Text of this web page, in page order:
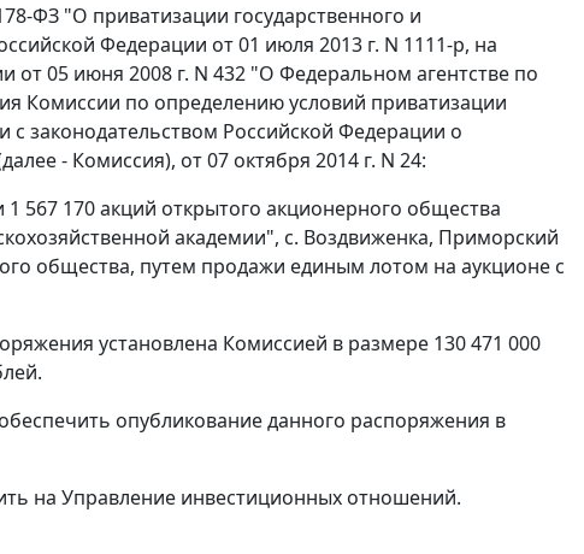
ФЗ "О приватизации государственного и
Федерации от 01 июля 2013 г. N 1111-р, на
от 05 июня 2008 г. N 432 "О Федеральном агентстве по
Комиссии по определению условий приватизации
законодательством Российской Федерации о
- Комиссия), от 07 октября 2014 г. N 24:
567 170 акций открытого акционерного общества
академии", с. Воздвиженка, Приморский
общества, путем продажи единым лотом на аукционе с
установлена Комиссией в размере 130 471 000
опубликование данного распоряжения в
на Управление инвестиционных отношений.